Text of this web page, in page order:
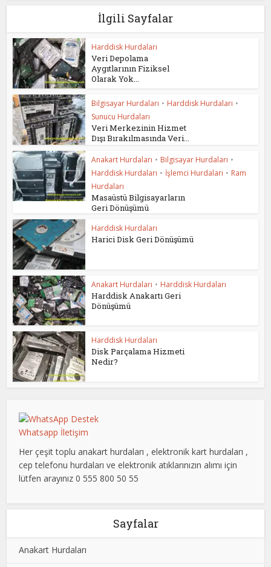
İlgili Sayfalar
Harddisk Hurdaları
Veri Depolama
Aygıtlarının Fiziksel
Olarak Yok...
Bilgisayar Hurdaları • Harddisk Hurdaları •
Sunucu Hurdaları
Veri Merkezinin Hizmet
Dışı Bırakılmasında Veri...
Anakart Hurdaları • Bilgisayar Hurdaları •
Harddisk Hurdaları • İşlemci Hurdaları • Ram
Hurdaları
Masaüstü Bilgisayarların
Geri Dönüşümü
Harddisk Hurdaları
Harici Disk Geri Dönüşümü
Anakart Hurdaları • Harddisk Hurdaları
Harddisk Anakartı Geri
Dönüşümü
Harddisk Hurdaları
Disk Parçalama Hizmeti
Nedir?
Whatsapp İletişim
Her çeşit toplu anakart hurdaları , elektronik kart hurdaları ,
cep telefonu hurdaları ve elektronik atıklarınızın alımı için
lütfen arayınız 0 555 800 50 55
Sayfalar
Anakart Hurdaları